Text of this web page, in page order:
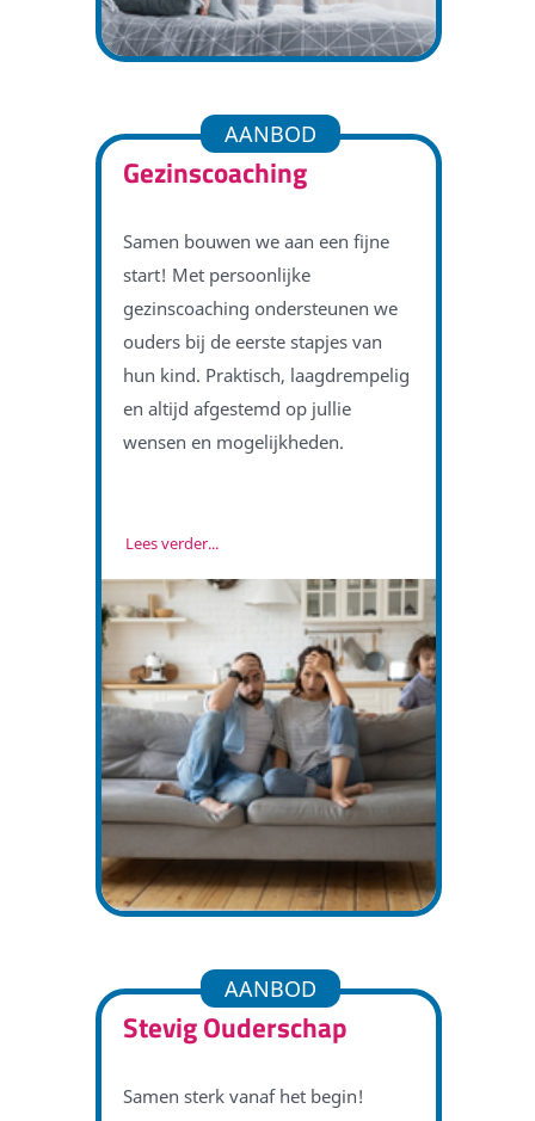
AANBOD
Gezinscoaching
Samen bouwen we aan een fijne
start! Met persoonlijke
gezinscoaching ondersteunen we
ouders bij de eerste stapjes van
hun kind. Praktisch, laagdrempelig
en altijd afgestemd op jullie
wensen en mogelijkheden.
Lees verder...
AANBOD
Stevig Ouderschap
Samen sterk vanaf het begin!